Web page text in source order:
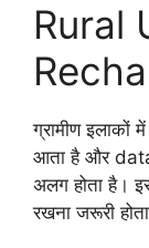
Rural
ग्रामीण
आता है और
अलग होता है।
रखना जरूरी